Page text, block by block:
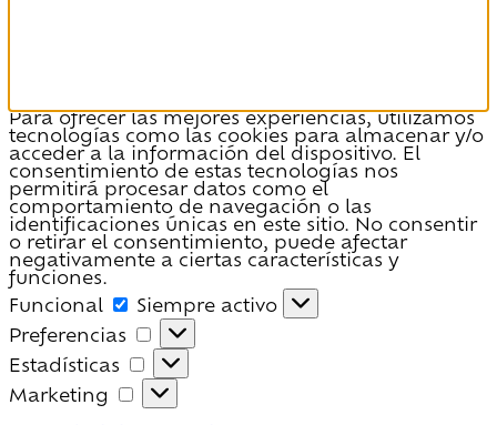
Para ofrecer las mejores experiencias, utilizamos
tecnologías como las cookies para almacenar y/o
acceder a la información del dispositivo. El
consentimiento de estas tecnologías nos
permitirá procesar datos como el
comportamiento de navegación o las
identificaciones únicas en este sitio. No consentir
o retirar el consentimiento, puede afectar
negativamente a ciertas características y
funciones.
Funcional
Funcional
Siempre activo
Preferencias
Preferencias
Estadísticas
Estadísticas
Marketing
Marketing